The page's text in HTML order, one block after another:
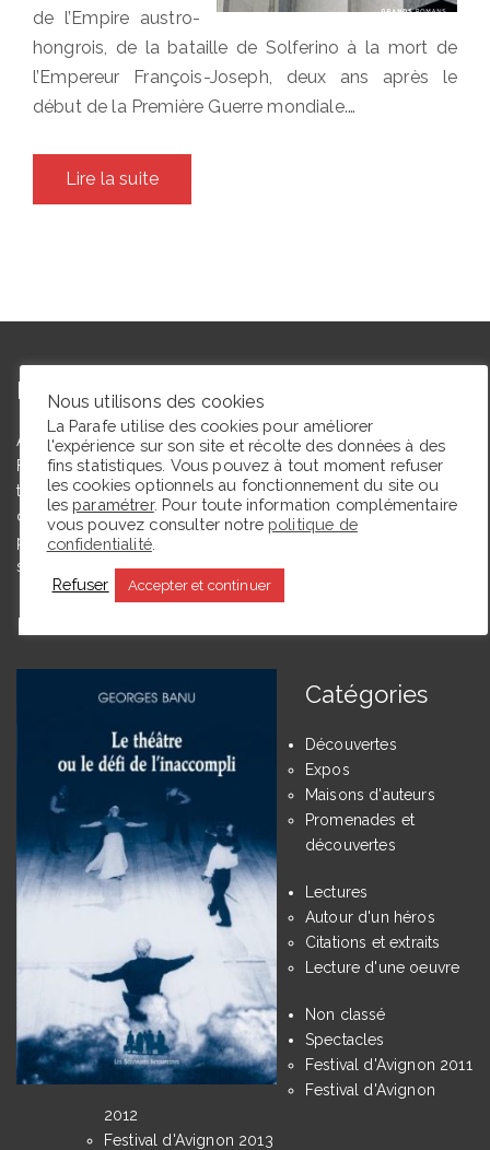
de l’Empire austro-
hongrois, de la bataille de Solferino à la mort de
l’Empereur François-Joseph, deux ans après le
début de la Première Guerre mondiale.…
Lire la suite
L’autrice
Agrégée de lettres modernes et docteure en études théâtrales,
Floriane Toussaint est maîtresse de conférences en études
théâtrales à l’Université de Caen Normandie et membre du
comité du Syndicat de la critique. Ce blog, créé en 2009, a
pour but de partager des expériences de lectrice et de
spectatrice.
En ce moment La Parafe lit :
Catégories
Découvertes
Expos
Maisons d'auteurs
Promenades et
découvertes
Lectures
Autour d'un héros
Citations et extraits
Lecture d'une oeuvre
Non classé
Spectacles
Festival d'Avignon 2011
Festival d'Avignon
2012
Festival d'Avignon 2013
Nous utilisons des cookies
La Parafe utilise des cookies pour améliorer
l'expérience sur son site et récolte des données à des
fins statistiques. Vous pouvez à tout moment refuser
les cookies optionnels au fonctionnement du site ou
les paramétrer. Pour toute information complémentaire
vous pouvez consulter notre politique de
confidentialité.
Refuser Accepter et continuer